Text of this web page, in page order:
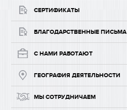
СЕРТИФИКАТЫ
БЛАГОДАРСТВЕННЫЕ ПИСЬМА
С НАМИ РАБОТАЮТ
ГЕОГРАФИЯ ДЕЯТЕЛЬНОСТИ
МЫ СОТРУДНИЧАЕМ